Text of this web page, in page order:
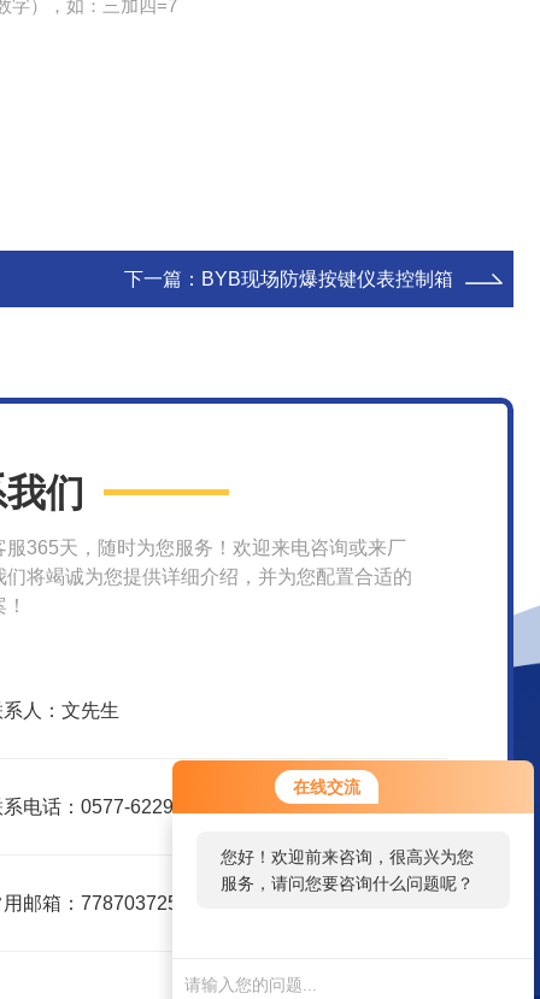
在线交流
您好！欢迎前来咨询，很高兴为您
服务，请问您要咨询什么问题呢？
好，
字），如：三加四=7
下一篇： BYB现场防爆按键仪表控制箱
们
服365天，随时为您服务！欢迎来电咨询或来厂
们将竭诚为您提供详细介绍，并为您配置合适的
人：文先生
电话：0577-62299916
邮箱：778703725@qq.com